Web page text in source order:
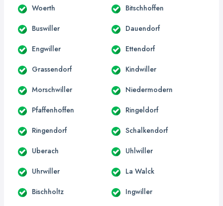
Woerth Bitschhoffen
Buswiller Dauendorf
Engwiller Ettendorf
Grassendorf Kindwiller
Morschwiller Niedermodern
Pfaffenhoffen Ringeldorf
Ringendorf Schalkendorf
Uberach Uhlwiller
Uhrwiller La Walck
Bischholtz Ingwiller